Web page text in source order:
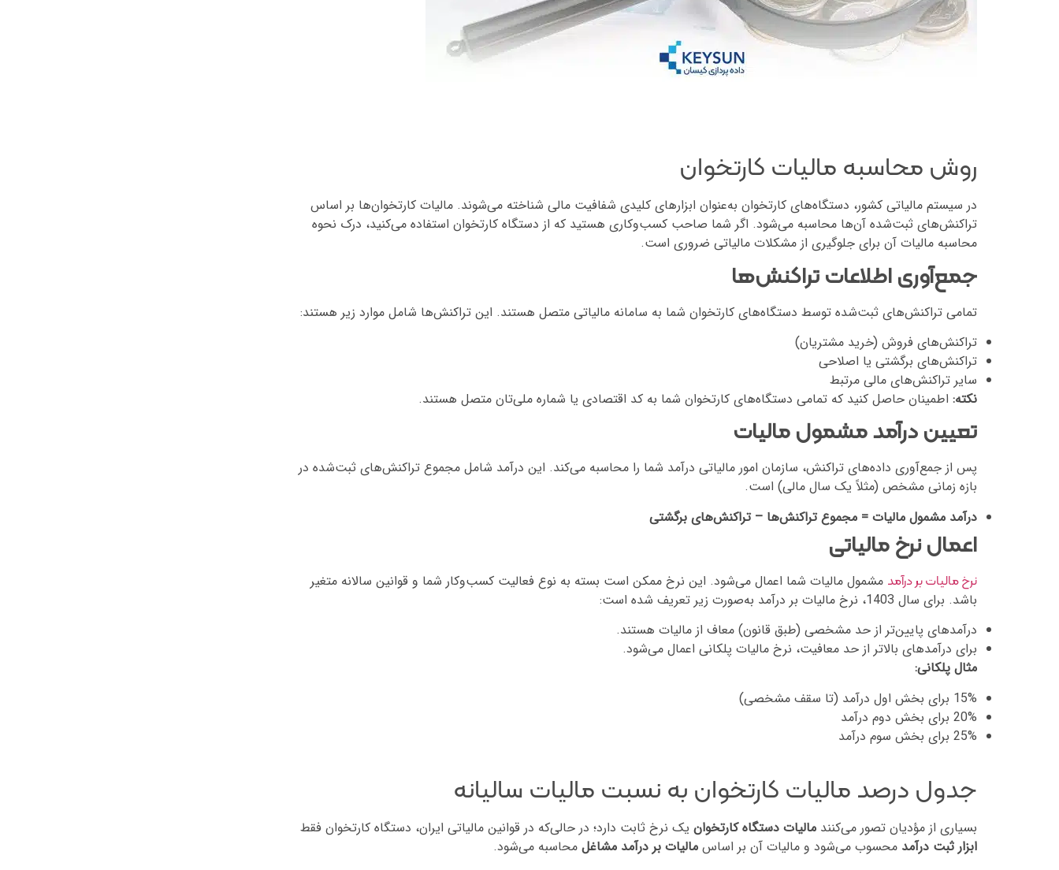
روش محاسبه مالیات کارتخوان
در سیستم مالیاتی کشور، دستگاه‌های کارتخوان به‌عنوان ابزارهای کلیدی شفافیت مالی شناخته می‌شوند. مالیات کارتخوان‌ها بر اساس
تراکنش‌های ثبت‌شده آن‌ها محاسبه می‌شود. اگر شما صاحب کسب‌وکاری هستید که از دستگاه کارتخوان استفاده می‌کنید، درک نحوه
محاسبه مالیات آن برای جلوگیری از مشکلات مالیاتی ضروری است.
جمع‌آوری اطلاعات تراکنش‌ها
تمامی تراکنش‌های ثبت‌شده توسط دستگاه‌های کارتخوان شما به سامانه مالیاتی متصل هستند. این تراکنش‌ها شامل موارد زیر هستند:
تراکنش‌های فروش (خرید مشتریان)
تراکنش‌های برگشتی یا اصلاحی
سایر تراکنش‌های مالی مرتبط
نکته:اطمینان حاصل کنید که تمامی دستگاه‌های کارتخوان شما به کد اقتصادی یا شماره ملی‌تان متصل هستند.
تعیین درآمد مشمول مالیات
پس از جمع‌آوری داده‌های تراکنش، سازمان امور مالیاتی درآمد شما را محاسبه می‌کند. این درآمد شامل مجموع تراکنش‌های ثبت‌شده در
بازه زمانی مشخص (مثلاً یک سال مالی) است.
درآمد مشمول مالیات = مجموع تراکنش‌ها – تراکنش‌های برگشتی
اعمال نرخ مالیاتی
نرخ مالیات بر درآمد مشمول مالیات شما اعمال می‌شود. این نرخ ممکن است بسته به نوع فعالیت کسب‌وکار شما و قوانین سالانه متغیر
باشد. برای سال 1403، نرخ مالیات بر درآمد به‌صورت زیر تعریف شده است:
درآمدهای پایین‌تر از حد مشخصی (طبق قانون) معاف از مالیات هستند.
برای درآمدهای بالاتر از حد معافیت، نرخ مالیات پلکانی اعمال می‌شود.
مثال پلکانی:
15% برای بخش اول درآمد (تا سقف مشخصی)
20% برای بخش دوم درآمد
25% برای بخش سوم درآمد
جدول درصد مالیات کارتخوان به نسبت مالیات سالیانه
بسیاری از مؤدیان تصور می‌کنند مالیات دستگاه کارتخوانیک نرخ ثابت دارد؛ در حالی‌که در قوانین مالیاتی ایران، دستگاه کارتخوان فقط
ابزار ثبت درآمد محسوب می‌شود و مالیات آن بر اساس مالیات بر درآمد مشاغلمحاسبه می‌شود.